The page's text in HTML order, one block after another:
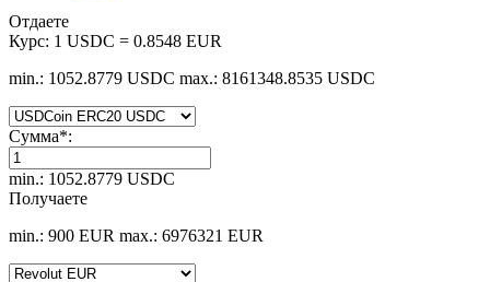
Отдаете
Курс: 1 USDC = 0.8548 EUR
min.: 1052.8779 USDC max.: 8161348.8535 USDC
Сумма*:
min.: 1052.8779 USDC
Получаете
min.: 900 EUR max.: 6976321 EUR